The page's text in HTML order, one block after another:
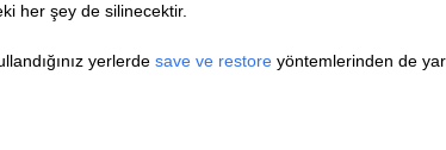
her şey de silinecektir.
yerlerde save ve restore yöntemlerinden de